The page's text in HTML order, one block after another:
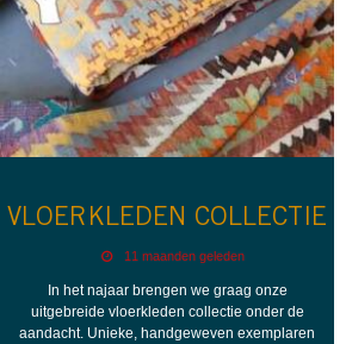
VLOERKLEDEN COLLECTIE
11 maanden geleden
In het najaar brengen we graag onze
uitgebreide vloerkleden collectie onder de
aandacht. Unieke, handgeweven exemplaren